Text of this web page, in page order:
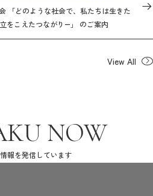
「どのような社会で、私たちは生きた
孤立をこえたつながり―」 のご案内
View All
NOW
報を発信しています